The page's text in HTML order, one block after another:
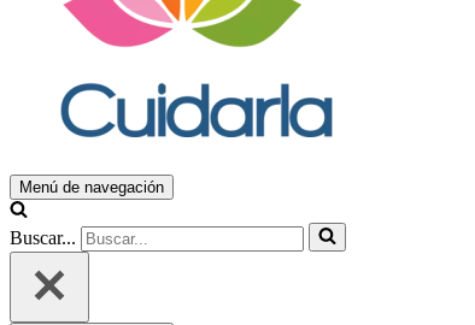
Menú de navegación
Buscar...